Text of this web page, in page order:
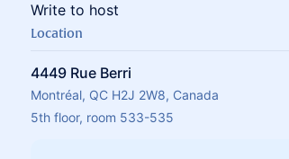
Write to host
Location
4449 Rue Berri
Montréal, QC H2J 2W8, Canada
5th floor, room 533-535